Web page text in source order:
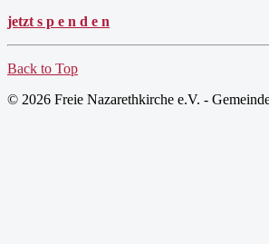
jetzt s p e n d e n
Back to Top
© 2026 Freie Nazarethkirche e.V. -